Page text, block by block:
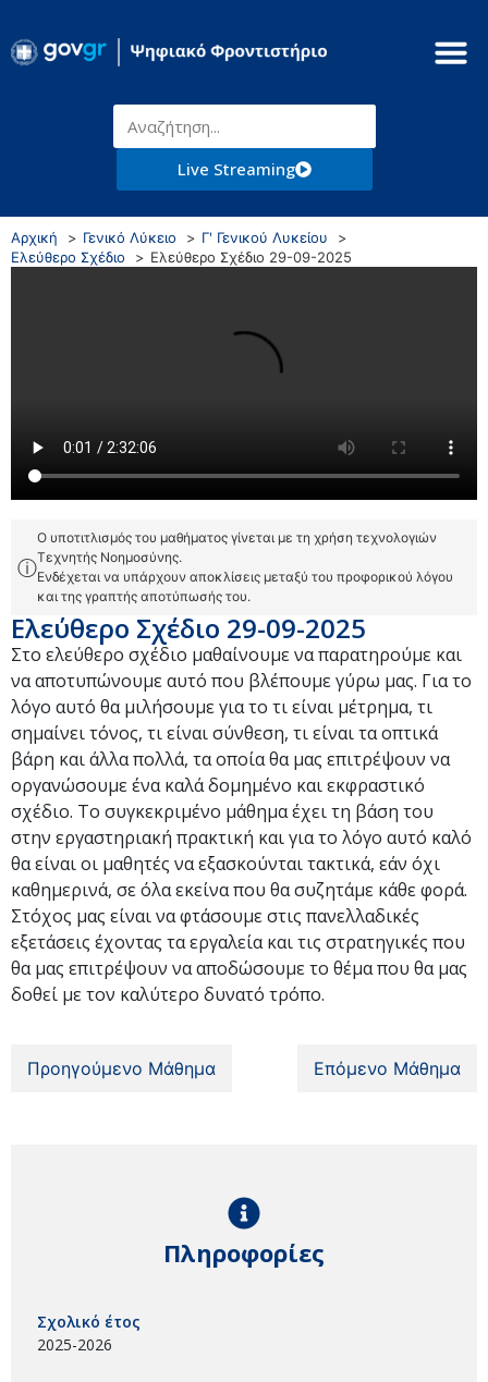
Live Streaming
Αρχική Γενικό Λύκειο
Γ' Γενικού Λυκείου
Ελεύθερο Σχέδιο
Ελεύθερο Σχέδιο 29-09-2025
ⓘ
Ο υποτιτλισμός του μαθήματος γίνεται με τη χρήση τεχνολογιών
Τεχνητής Νοημοσύνης.
Ενδέχεται να υπάρχουν αποκλίσεις μεταξύ του προφορικού λόγου
και της γραπτής αποτύπωσής του.
Ελεύθερο Σχέδιο 29-09-2025
Στο ελεύθερο σχέδιο μαθαίνουμε να παρατηρούμε και
να αποτυπώνουμε αυτό που βλέπουμε γύρω μας. Για το
λόγο αυτό θα μιλήσουμε για το τι είναι μέτρημα, τι
σημαίνει τόνος, τι είναι σύνθεση, τι είναι τα οπτικά
βάρη και άλλα πολλά, τα οποία θα μας επιτρέψουν να
οργανώσουμε ένα καλά δομημένο και εκφραστικό
σχέδιο. Το συγκεκριμένο μάθημα έχει τη βάση του
στην εργαστηριακή πρακτική και για το λόγο αυτό καλό
θα είναι οι μαθητές να εξασκούνται τακτικά, εάν όχι
καθημερινά, σε όλα εκείνα που θα συζητάμε κάθε φορά.
Στόχος μας είναι να φτάσουμε στις πανελλαδικές
εξετάσεις έχοντας τα εργαλεία και τις στρατηγικές που
θα μας επιτρέψουν να αποδώσουμε το θέμα που θα μας
δοθεί με τον καλύτερο δυνατό τρόπο.
Προηγούμενο Μάθημα Επόμενο Μάθημα
Πληροφορίες
Σχολικό έτος
2025-2026